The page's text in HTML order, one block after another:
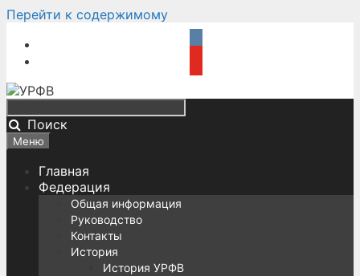
Перейти к содержимому
Поиск
Меню
Главная
Федерация
Общая информация
Руководство
Контакты
История
История УРФВ